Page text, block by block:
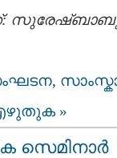
,
»
സെമിനാര്‍